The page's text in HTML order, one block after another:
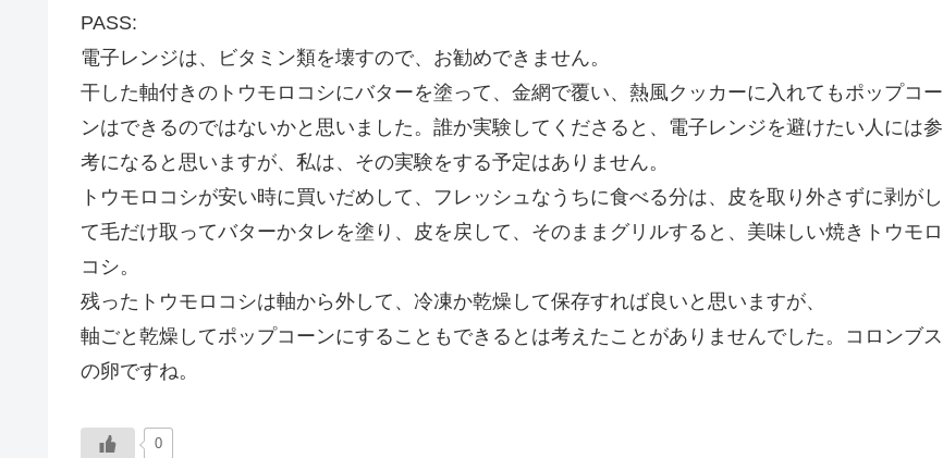
PASS:
電子レンジは、ビタミン類を壊すので、お勧めできません。
干した軸付きのトウモロコシにバターを塗って、金網で覆い、熱風クッカーに入れてもポップコー
ンはできるのではないかと思いました。誰か実験してくださると、電子レンジを避けたい人には参
考になると思いますが、私は、その実験をする予定はありません。
トウモロコシが安い時に買いだめして、フレッシュなうちに食べる分は、皮を取り外さずに剥がし
て毛だけ取ってバターかタレを塗り、皮を戻して、そのままグリルすると、美味しい焼きトウモロ
コシ。
残ったトウモロコシは軸から外して、冷凍か乾燥して保存すれば良いと思いますが、
軸ごと乾燥してポップコーンにすることもできるとは考えたことがありませんでした。コロンブス
の卵ですね。
0